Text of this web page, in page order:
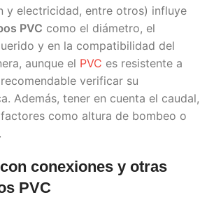
y electricidad, entre otros) influye
PVC como el diámetro, el
y en la compatibilidad del
aunque el PVC es resistente a
verificar su
Además, tener en cuenta el caudal,
como altura de bombeo o
conexiones y otras
PVC